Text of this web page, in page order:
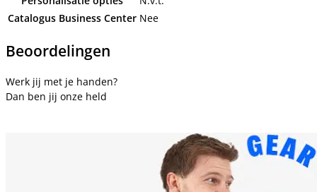
Catalogus Business Center Nee
Beoordelingen
Werk jij met je handen?
Dan ben jij onze held